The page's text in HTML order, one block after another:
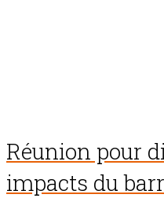
Réunion pour
impacts du